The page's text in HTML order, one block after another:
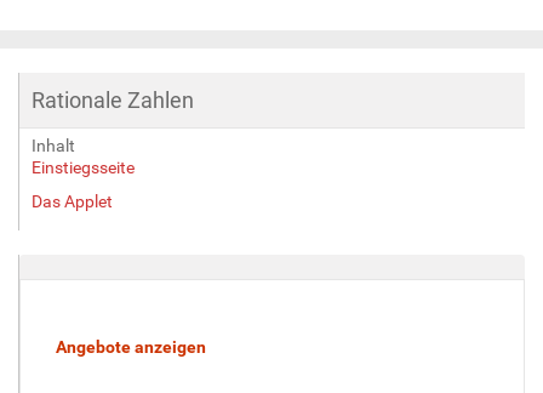
e
B
i
l
d
Rationale Zahlen
Inhalt
Einstiegsseite
Das Applet